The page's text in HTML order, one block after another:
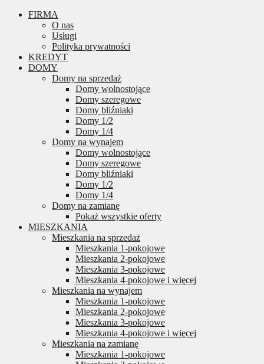
FIRMA
O nas
Usługi
Polityka prywatności
KREDYT
DOMY
Domy na sprzedaż
Domy wolnostojące
Domy szeregowe
Domy bliźniaki
Domy 1/2
Domy 1/4
Domy na wynajem
Domy wolnostojące
Domy szeregowe
Domy bliźniaki
Domy 1/2
Domy 1/4
Domy na zamianę
Pokaż wszystkie oferty
MIESZKANIA
Mieszkania na sprzedaż
Mieszkania 1-pokojowe
Mieszkania 2-pokojowe
Mieszkania 3-pokojowe
Mieszkania 4-pokojowe i więcej
Mieszkania na wynajem
Mieszkania 1-pokojowe
Mieszkania 2-pokojowe
Mieszkania 3-pokojowe
Mieszkania 4-pokojowe i więcej
Mieszkania na zamianę
Mieszkania 1-pokojowe